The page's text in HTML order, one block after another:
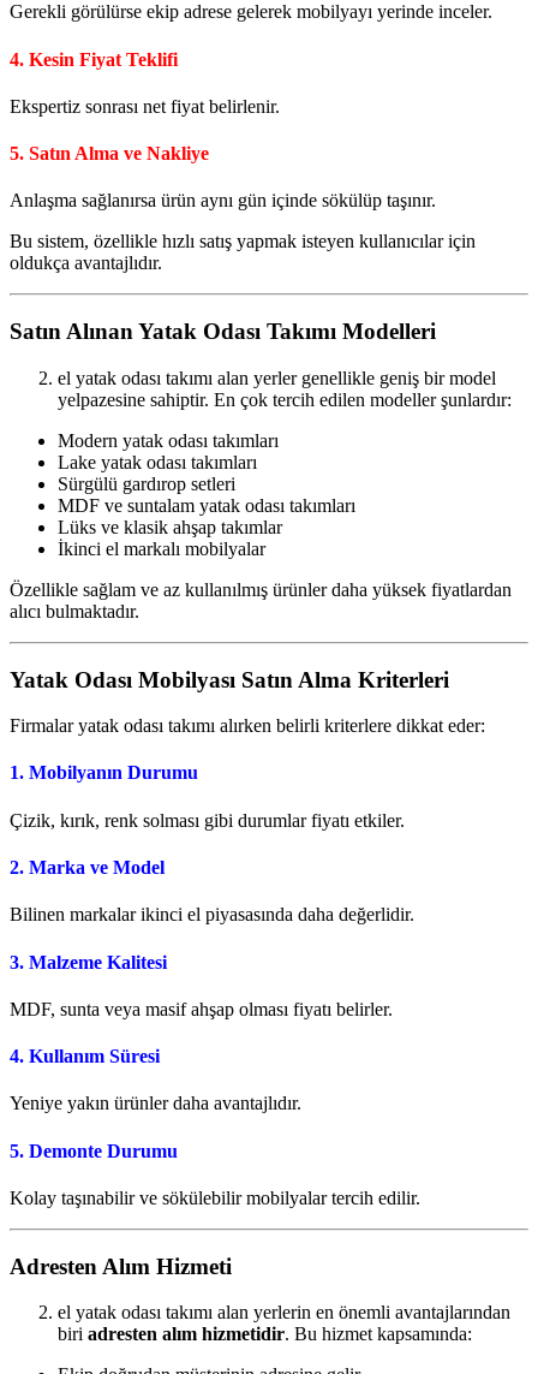
Gerekli görülürse ekip adrese gelerek mobilyayı yerinde inceler.
4. Kesin Fiyat Teklifi
Ekspertiz sonrası net fiyat belirlenir.
5. Satın Alma ve Nakliye
Anlaşma sağlanırsa ürün aynı gün içinde sökülüp taşınır.
Bu sistem, özellikle hızlı satış yapmak isteyen kullanıcılar için
oldukça avantajlıdır.
Satın Alınan Yatak Odası Takımı Modelleri
el yatak odası takımı alan yerler genellikle geniş bir model
yelpazesine sahiptir. En çok tercih edilen modeller şunlardır:
Modern yatak odası takımları
Lake yatak odası takımları
Sürgülü gardırop setleri
MDF ve suntalam yatak odası takımları
Lüks ve klasik ahşap takımlar
İkinci el markalı mobilyalar
Özellikle sağlam ve az kullanılmış ürünler daha yüksek fiyatlardan
alıcı bulmaktadır.
Yatak Odası Mobilyası Satın Alma Kriterleri
Firmalar yatak odası takımı alırken belirli kriterlere dikkat eder:
1. Mobilyanın Durumu
Çizik, kırık, renk solması gibi durumlar fiyatı etkiler.
2. Marka ve Model
Bilinen markalar ikinci el piyasasında daha değerlidir.
3. Malzeme Kalitesi
MDF, sunta veya masif ahşap olması fiyatı belirler.
4. Kullanım Süresi
Yeniye yakın ürünler daha avantajlıdır.
5. Demonte Durumu
Kolay taşınabilir ve sökülebilir mobilyalar tercih edilir.
Adresten Alım Hizmeti
el yatak odası takımı alan yerlerin en önemli avantajlarından
biri adresten alım hizmetidir. Bu hizmet kapsamında: